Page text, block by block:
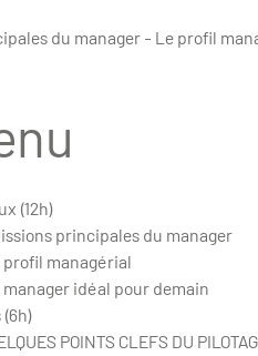
du manager - Le profil
(12h)
principales du manager
profil managérial
manager idéal pour demain
POINTS CLEFS DU